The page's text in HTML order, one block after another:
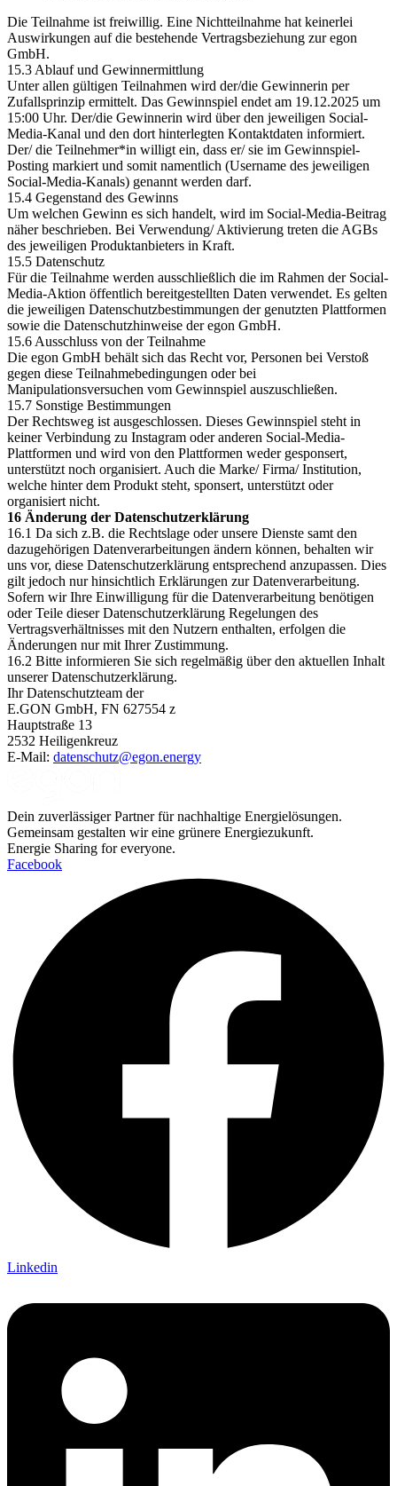
Die Teilnahme ist freiwillig. Eine Nichtteilnahme hat keinerlei
Auswirkungen auf die bestehende Vertragsbeziehung zur egon
GmbH.
15.3 Ablauf und Gewinnermittlung
Unter allen gültigen Teilnahmen wird der/die Gewinnerin per
Zufallsprinzip ermittelt. Das Gewinnspiel endet am 19.12.2025 um
15:00 Uhr. Der/die Gewinnerin wird über den jeweiligen Social-
Media-Kanal und den dort hinterlegten Kontaktdaten informiert.
Der/ die Teilnehmer*in willigt ein, dass er/ sie im Gewinnspiel-
Posting markiert und somit namentlich (Username des jeweiligen
Social-Media-Kanals) genannt werden darf.
15.4 Gegenstand des Gewinns
Um welchen Gewinn es sich handelt, wird im Social-Media-Beitrag
näher beschrieben. Bei Verwendung/ Aktivierung treten die AGBs
des jeweiligen Produktanbieters in Kraft.
15.5 Datenschutz
Für die Teilnahme werden ausschließlich die im Rahmen der Social-
Media-Aktion öffentlich bereitgestellten Daten verwendet. Es gelten
die jeweiligen Datenschutzbestimmungen der genutzten Plattformen
sowie die Datenschutzhinweise der egon GmbH.
15.6 Ausschluss von der Teilnahme
Die egon GmbH behält sich das Recht vor, Personen bei Verstoß
gegen diese Teilnahmebedingungen oder bei
Manipulationsversuchen vom Gewinnspiel auszuschließen.
15.7 Sonstige Bestimmungen
Der Rechtsweg ist ausgeschlossen. Dieses Gewinnspiel steht in
keiner Verbindung zu Instagram oder anderen Social-Media-
Plattformen und wird von den Plattformen weder gesponsert,
unterstützt noch organisiert. Auch die Marke/ Firma/ Institution,
welche hinter dem Produkt steht, sponsert, unterstützt oder
organisiert nicht.
16 Änderung der Datenschutzerklärung
16.1 Da sich z.B. die Rechtslage oder unsere Dienste samt den
dazugehörigen Datenverarbeitungen ändern können, behalten wir
uns vor, diese Datenschutzerklärung entsprechend anzupassen. Dies
gilt jedoch nur hinsichtlich Erklärungen zur Datenverarbeitung.
Sofern wir Ihre Einwilligung für die Datenverarbeitung benötigen
oder Teile dieser Datenschutzerklärung Regelungen des
Vertragsverhältnisses mit den Nutzern enthalten, erfolgen die
Änderungen nur mit Ihrer Zustimmung.
16.2 Bitte informieren Sie sich regelmäßig über den aktuellen Inhalt
unserer Datenschutzerklärung.
Ihr Datenschutzteam der
E.GON GmbH, FN 627554 z
Hauptstraße 13
2532 Heiligenkreuz
E-Mail: datenschutz@egon.energy
Dein zuverlässiger Partner für nachhaltige Energielösungen.
Gemeinsam gestalten wir eine grünere Energiezukunft.
Energie Sharing for everyone.
Facebook
Linkedin